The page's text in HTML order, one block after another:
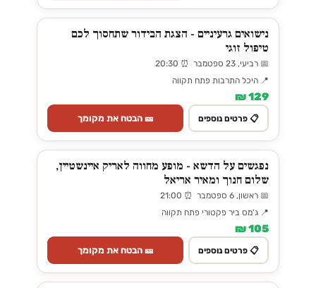
נישואים גרעיניים - הצגת הבידור שתחסוך לכם
טיפול זוגי
📅 רביעי, 23 ספטמבר ⏰ 20:30
📍 היכל התרבות פתח תקווה
129 ₪
📋 פרטים נוספים 🎫 הבטח את מקומך
נפגשים על הדשא - מופע מחווה לאריק איינשטיין,
שלום חנוך ומאיר אריאל
📅 ראשון, 6 ספטמבר ⏰ 21:00
📍 ג'מס ביר פקטורי פתח תקווה
105 ₪
📋 פרטים נוספים 🎫 הבטח את מקומך